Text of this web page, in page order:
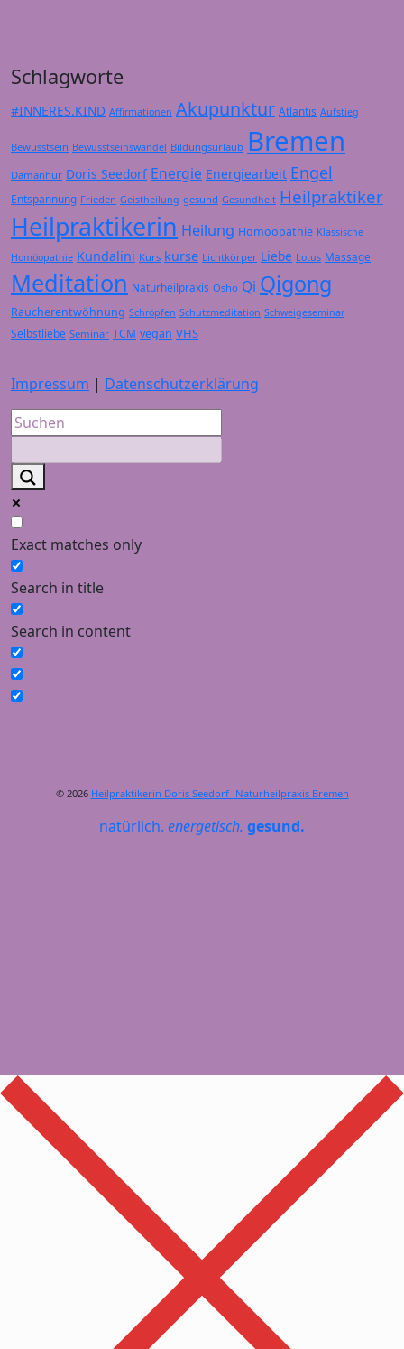
Schlagworte
#INNERES.KIND Affirmationen Akupunktur Atlantis Aufstieg
Bewusstsein Bewusstseinswandel Bildungsurlaub Bremen
Damanhur Doris Seedorf Energie Energiearbeit Engel
Entspannung Frieden Geistheilung gesund Gesundheit Heilpraktiker
Heilpraktikerin Heilung Homöopathie Klassische
Homöopathie Kundalini Kurs kurse Lichtkörper Liebe Lotus Massage
Meditation Naturheilpraxis Osho Qi Qigong
Raucherentwöhnung Schröpfen Schutzmeditation Schweigeseminar
Selbstliebe Seminar TCM vegan VHS
Impressum | Datenschutzerklärung
Exact matches only
Search in title
Search in content
© 2026 Heilpraktikerin Doris Seedorf- Naturheilpraxis Bremen
natürlich. energetisch. gesund.